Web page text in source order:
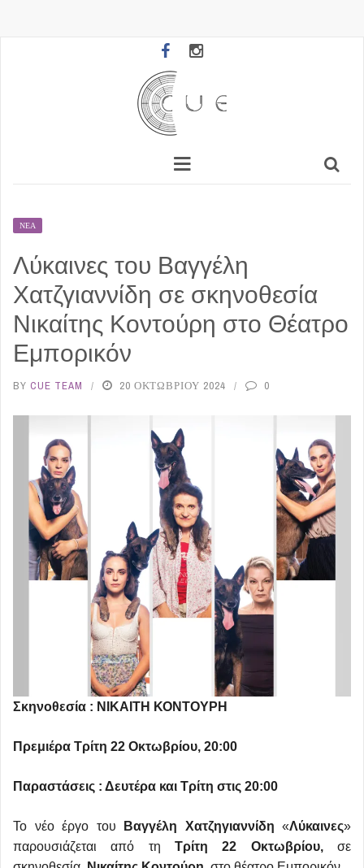
ΝΈΑ
Λύκαινες του Βαγγέλη
Χατζγιαννίδη σε σκηνοθεσία
Νικαίτης Κοντούρη στο Θέατρο
Εμπορικόν
BY CUE TEAM 20 ΟΚΤΩΒΡΊΟΥ 2024 0
Σκηνοθεσία : ΝΙΚΑΙΤΗ ΚΟΝΤΟΥΡΗ
Πρεμιέρα Τρίτη 22 Οκτωβρίου, 20:00
Παραστάσεις : Δευτέρα και Τρίτη στις 20:00
Το νέο έργο του Βαγγέλη Χατζηγιαννίδη «Λύκαινες»
παρουσιάζεται από τη Τρίτη 22 Οκτωβρίου, σε